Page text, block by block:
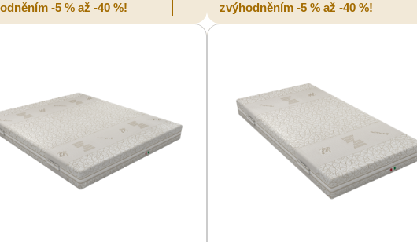
-5 % až -40 %!
zvýhodněním -5 % až -40 %!